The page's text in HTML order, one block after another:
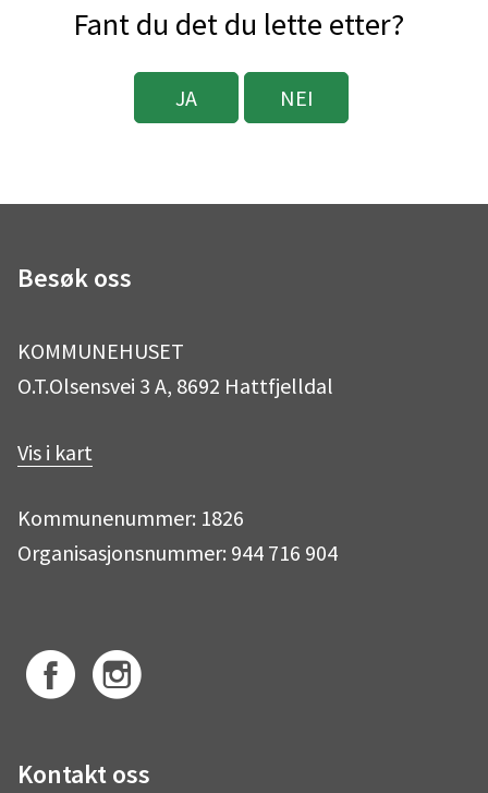
a
l
k
n
Fant du det du lette etter?
JA NEI
Besøk oss
KOMMUNEHUSET
O.T.Olsensvei 3 A, 8692 Hattfjelldal
Vis i kart
Kommunenummer: 1826
Organisasjonsnummer: 944 716 904
F
I
Kontakt oss